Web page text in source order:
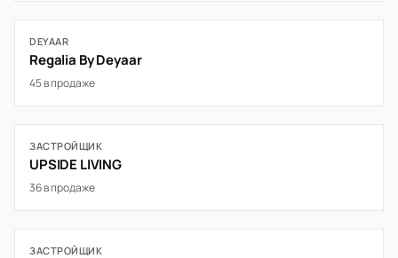
DEYAAR
Regalia By Deyaar
45 в продаже
ЗАСТРОЙЩИК
UPSIDE LIVING
36 в продаже
ЗАСТРОЙЩИК